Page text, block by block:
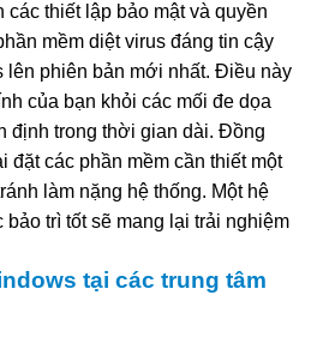
thiết lập bảo mật và quyền
mềm diệt virus đáng tin cậy
lên phiên bản mới nhất. Điều này
của bạn khỏi các mối đe dọa
định trong thời gian dài. Đồng
đặt các phần mềm cần thiết một
làm nặng hệ thống. Một hệ
bảo trì tốt sẽ mang lại trải nghiệm
tại các trung tâm